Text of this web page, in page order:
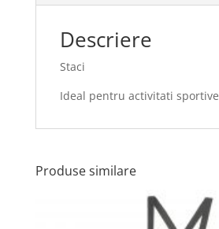
Descriere
Staci
Ideal pentru activitati sportive
Produse similare